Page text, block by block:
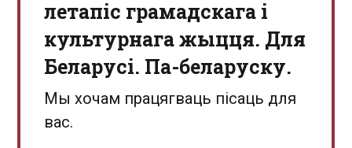
летапіс грамадскага і
культурнага жыцця. Для
Беларусі. Па-беларуску.
Мы хочам працягваць пісаць для
вас.